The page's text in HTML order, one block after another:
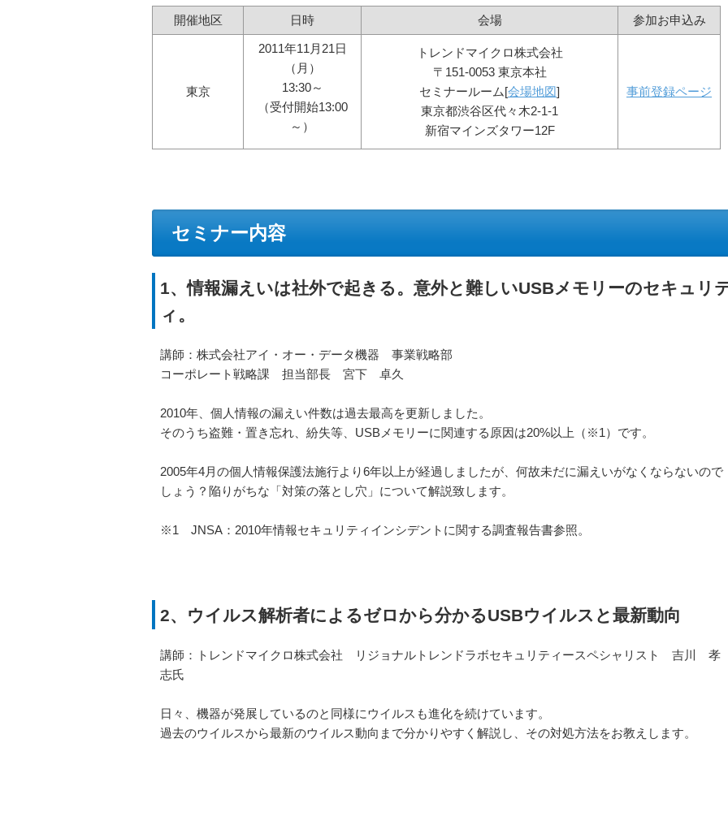
開催地区 日時 会場 参加お申込み
東京
2011年11月21日
（月）
13:30～
（受付開始13:00
～）
トレンドマイクロ株式会社
〒151-0053 東京本社
セミナールーム[会場地図]
東京都渋谷区代々木2-1-1
新宿マインズタワー12F
事前登録ページ
セミナー内容
1、情報漏えいは社外で起きる。意外と難しいUSBメモリーのセキュリ
ィ。
講師：株式会社アイ・オー・データ機器 事業戦略部
コーポレート戦略課 担当部長 宮下 卓久
2010年、個人情報の漏えい件数は過去最高を更新しました。
そのうち盗難・置き忘れ、紛失等、USBメモリーに関連する原因は20%以上（※1）です。
2005年4月の個人情報保護法施行より6年以上が経過しましたが、何故未だに漏えいがなくならないので
しょう？陥りがちな「対策の落とし穴」について解説致します。
※1 JNSA：2010年情報セキュリティインシデントに関する調査報告書参照。
2、ウイルス解析者によるゼロから分かるUSBウイルスと最新動向
講師：トレンドマイクロ株式会社 リジョナルトレンドラボセキュリティースペシャリスト 吉川 孝
志氏
日々、機器が発展しているのと同様にウイルスも進化を続けています。
過去のウイルスから最新のウイルス動向まで分かりやすく解説し、その対処方法をお教えします。